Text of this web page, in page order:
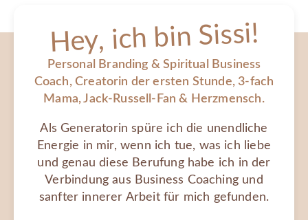
Hey, ich bin Sissi!
Personal Branding & Spiritual Business
Coach, Creatorin der ersten Stunde, 3-fach
Mama, Jack-Russell-Fan & Herzmensch.
Als Generatorin spüre ich die unendliche
Energie in mir, wenn ich tue, was ich liebe
und genau diese Berufung habe ich in der
Verbindung aus Business Coaching und
sanfter innerer Arbeit für mich gefunden.